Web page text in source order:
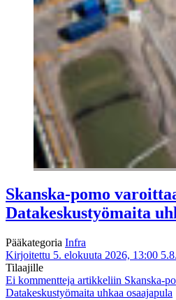
Skanska-pomo
Datakeskustyömaita
Pääkategoria Infra
Kirjoitettu 5. elokuuta 2026, 13:00
Tilaajille
Ei kommentteja artikkeliin Skanska-
Datakeskustyömaita uhkaa osaajapula